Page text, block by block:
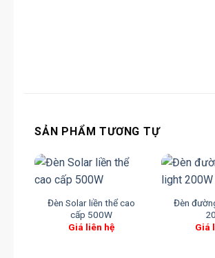
SẢN PHẨM TƯƠNG TỰ
Đèn Solar liền thể cao
cấp 500W
Giá liên hệ
Đèn
Giá